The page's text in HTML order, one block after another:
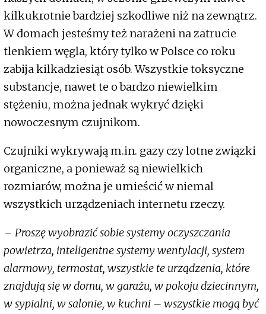
kilkukrotnie bardziej szkodliwe niż na zewnątrz.
W domach jesteśmy też narażeni na zatrucie
tlenkiem węgla, który tylko w Polsce co roku
zabija kilkadziesiąt osób. Wszystkie toksyczne
substancje, nawet te o bardzo niewielkim
stężeniu, można jednak wykryć dzięki
nowoczesnym czujnikom.
Czujniki wykrywają m.in. gazy czy lotne związki
organiczne, a ponieważ są niewielkich
rozmiarów, można je umieścić w niemal
wszystkich urządzeniach internetu rzeczy.
– Proszę wyobrazić sobie systemy oczyszczania
powietrza, inteligentne systemy wentylacji, system
alarmowy, termostat, wszystkie te urządzenia, które
znajdują się w domu, w garażu, w pokoju dziecinnym,
w sypialni, w salonie, w kuchni – wszystkie mogą być